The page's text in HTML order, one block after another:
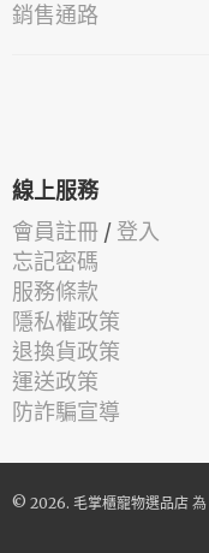
銷售通路
線上服務
會員註冊 / 登入
忘記密碼
服務條款
隱私權政策
退換貨政策
運送政策
防詐騙宣導
© 2026. 毛掌櫃寵物選品店 為